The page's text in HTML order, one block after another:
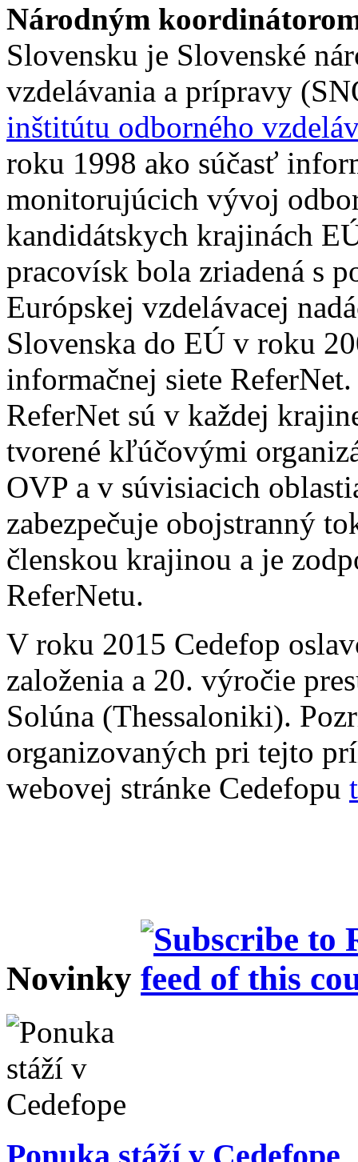
Národným
Slovensku je Slovenské
vzdelávania a prípravy
inštitútu odborného
roku 1998 ako súčasť
monitorujúcich vývoj
kandidátskych krajinách
pracovísk bola zriadená s
Európskej vzdelávacej
Slovenska do EÚ v roku
informačnej siete
ReferNet sú v každej
tvorené kľúčovými
OVP a v súvisiacich
zabezpečuje obojstranný
členskou krajinou a je
ReferNetu.
V roku 2015 Cedefop
založenia a 20. výročie
Solúna (Thessaloniki).
organizovaných pri tejto
webovej stránke Cedefopu
Novinky